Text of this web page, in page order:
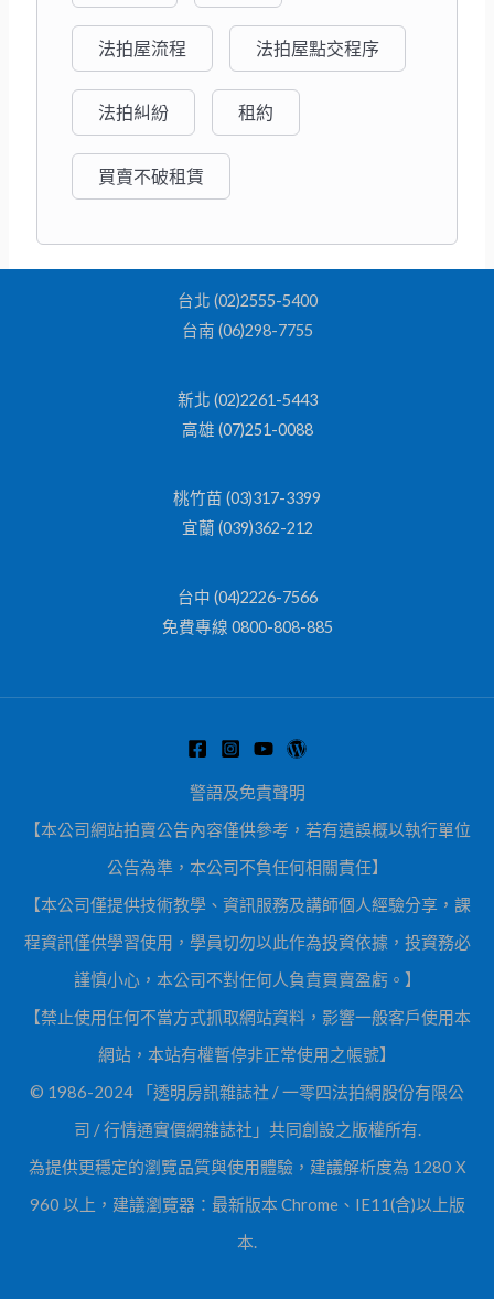
法拍屋流程 法拍屋點交程序
法拍糾紛 租約
買賣不破租賃
台北 (02)2555-5400
台南 (06)298-7755
新北 (02)2261-5443
高雄 (07)251-0088
桃竹苗 (03)317-3399
宜蘭 (039)362-212
台中 (04)2226-7566
免費專線 0800-808-885
警語及免責聲明
【本公司網站拍賣公告內容僅供參考，若有遺誤概以執行單位
公告為準，本公司不負任何相關責任】
【本公司僅提供技術教學、資訊服務及講師個人經驗分享，課
程資訊僅供學習使用，學員切勿以此作為投資依據，投資務必
謹慎小心，本公司不對任何人負責買賣盈虧。】
【禁止使用任何不當方式抓取網站資料，影響一般客戶使用本
網站，本站有權暫停非正常使用之帳號】
© 1986-2024 「透明房訊雜誌社 / 一零四法拍網股份有限公
司 / 行情通實價網雜誌社」共同創設之版權所有.
為提供更穩定的瀏覽品質與使用體驗，建議解析度為 1280 X
960 以上，建議瀏覽器：最新版本 Chrome、IE11(含)以上版
本.